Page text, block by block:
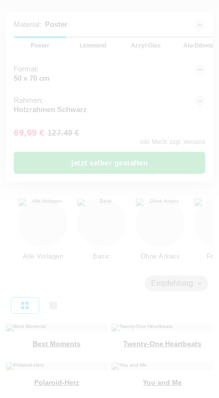
Material: Poster
Poster Leinwand Acryl-Glas Alu-Dibond
Format:
50 x 70 cm
Rahmen:
Holzrahmen Schwarz
69,99 € 127,49 €
inkl. MwSt. zzgl. Versand
jetzt selber gestalten
Alle Vorlagen Basic Ohne Anlass
Empfehlung
Best Moments Twenty-One Heartbeats
Polaroid-Herz You and Me